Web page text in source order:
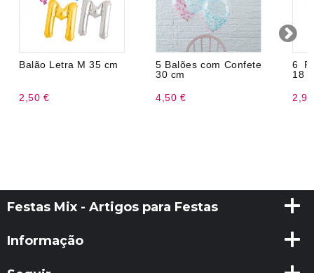
Balão Letra M 35 cm
2,50 €
5 Balões com Confete
30 cm
4,50 €
6
18
Festas Mix - Artigos para Festas
Informação